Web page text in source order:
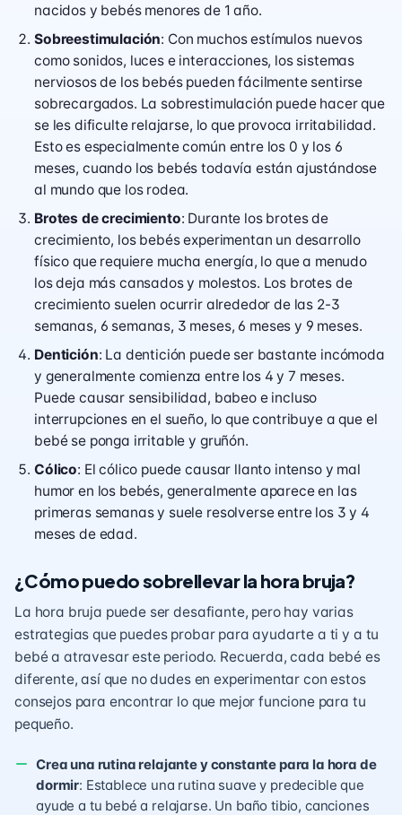
nacidos y bebés menores de 1 año.
Sobreestimulación: Con muchos estímulos nuevos
como sonidos, luces e interacciones, los sistemas
nerviosos de los bebés pueden fácilmente sentirse
sobrecargados. La sobrestimulación puede hacer que
se les dificulte relajarse, lo que provoca irritabilidad.
Esto es especialmente común entre los 0 y los 6
meses, cuando los bebés todavía están ajustándose
al mundo que los rodea.
Brotes de crecimiento: Durante los brotes de
crecimiento, los bebés experimentan un desarrollo
físico que requiere mucha energía, lo que a menudo
los deja más cansados y molestos. Los brotes de
crecimiento suelen ocurrir alrededor de las 2-3
semanas, 6 semanas, 3 meses, 6 meses y 9 meses.
Dentición: La dentición puede ser bastante incómoda
y generalmente comienza entre los 4 y 7 meses.
Puede causar sensibilidad, babeo e incluso
interrupciones en el sueño, lo que contribuye a que el
bebé se ponga irritable y gruñón.
Cólico: El cólico puede causar llanto intenso y mal
humor en los bebés, generalmente aparece en las
primeras semanas y suele resolverse entre los 3 y 4
meses de edad.
¿Cómo puedo sobrellevar la hora bruja?
La hora bruja puede ser desafiante, pero hay varias
estrategias que puedes probar para ayudarte a ti y a tu
bebé a atravesar este periodo. Recuerda, cada bebé es
diferente, así que no dudes en experimentar con estos
consejos para encontrar lo que mejor funcione para tu
pequeño.
Crea una rutina relajante y constante para la hora de
dormir: Establece una rutina suave y predecible que
ayude a tu bebé a relajarse. Un baño tibio, canciones